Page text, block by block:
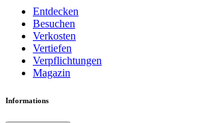
Entdecken
Besuchen
Verkosten
Vertiefen
Verpflichtungen
Magazin
Informations